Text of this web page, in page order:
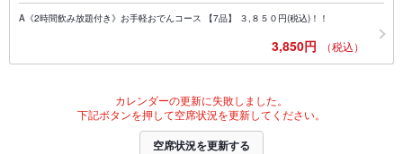
A《2時間飲み放題付き》お手軽おでんコース 【7品】 ３,８５０円(税込)！！
3,850円 （税込）
カレンダーの更新に失敗しました。
下記ボタンを押して空席状況を更新してください。
空席状況を更新する